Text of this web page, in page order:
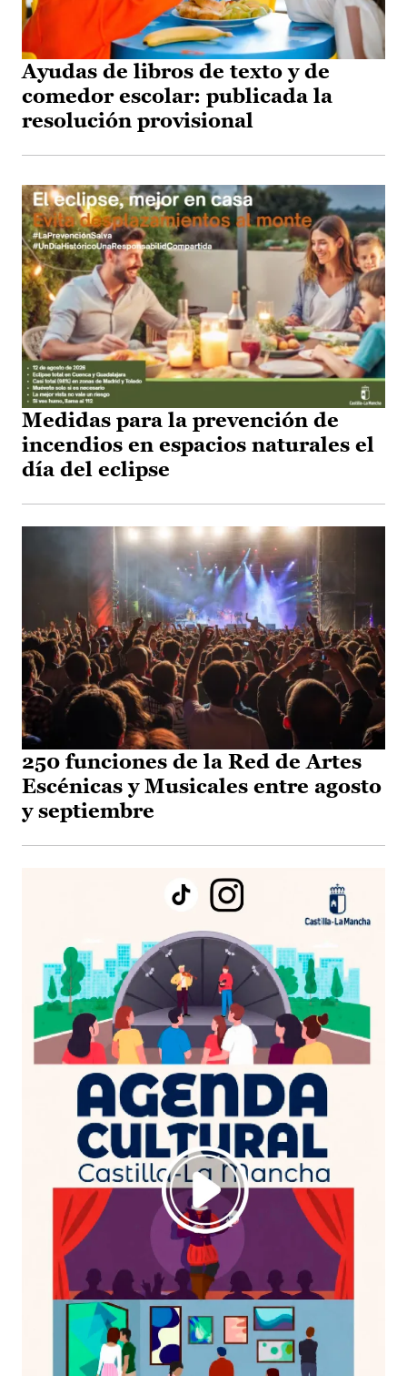
Ayudas de libros de texto y de
comedor escolar: publicada la
resolución provisional
Medidas para la prevención de
incendios en espacios naturales el
día del eclipse
250 funciones de la Red de Artes
Escénicas y Musicales entre agosto
y septiembre